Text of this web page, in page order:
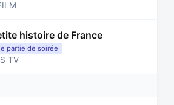
histoire de France
partie de soirée
TV